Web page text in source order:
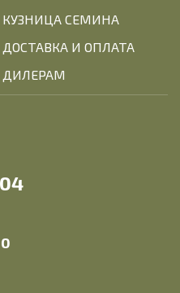
КУЗНИЦА СЕМИНА
ДОСТАВКА И ОПЛАТА
ДИЛЕРАМ